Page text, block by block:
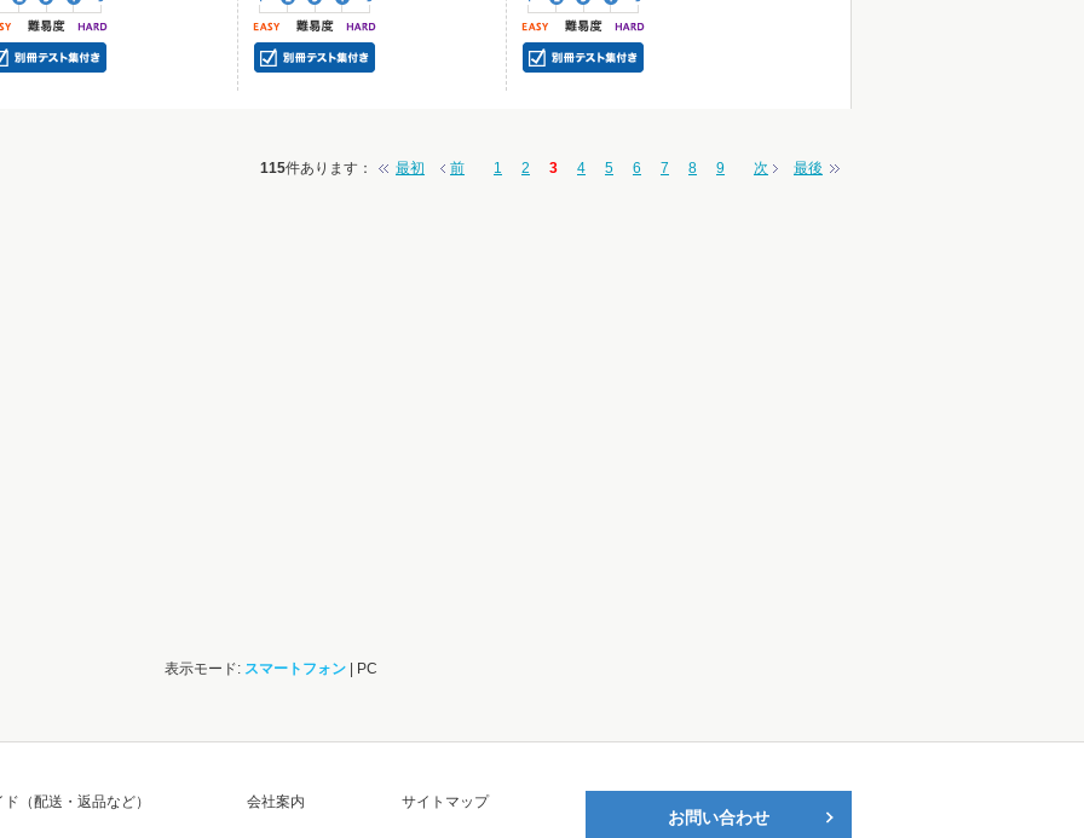
115件あります ： 最初 前 1 2 3 4 5 6 7 8 9 次 最後
表示モード: スマートフォン | PC
（配送・返品など） 会社案内 サイトマップ
お問い合わせ